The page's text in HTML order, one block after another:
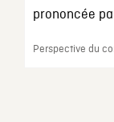
prononcée
Perspective du